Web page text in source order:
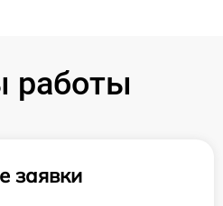
работы
заявки